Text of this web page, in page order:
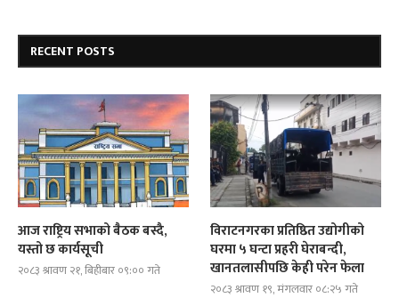
RECENT POSTS
आज राष्ट्रिय सभाको बैठक बस्दै,
यस्तो छ कार्यसूची
२०८३ श्रावण २१, बिहीबार ०९:०० गते
विराटनगरका प्रतिष्ठित उद्योगीको
घरमा ५ घन्टा प्रहरी घेराबन्दी,
खानतलासीपछि केही परेन फेला
२०८३ श्रावण १९, मंगलवार ०८:२५ गते